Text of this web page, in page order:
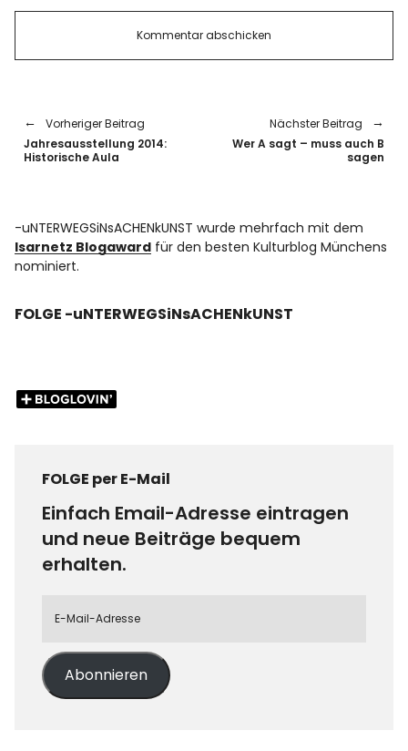
Vorheriger Beitrag
Jahresausstellung 2014:
Historische Aula
Nächster Beitrag
Wer A sagt – muss auch B
sagen
-uNTERWEGSiNsACHENkUNST wurde mehrfach mit dem
Isarnetz Blogaward für den besten Kulturblog Münchens
nominiert.
FOLGE -uNTERWEGSiNsACHENkUNST
FOLGE per E-Mail
Einfach Email-Adresse eintragen
und neue Beiträge bequem
erhalten.
Abonnieren